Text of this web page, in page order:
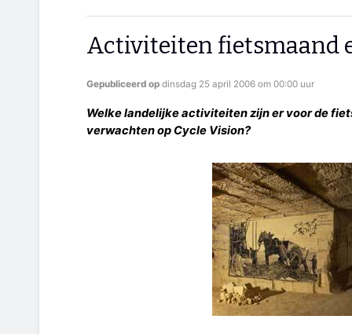
RSS
Activiteiten fietsmaand
Gepubliceerd op dinsdag 25 april 2006 om 00:00 uur
Welke landelijke activiteiten zijn er voor de
verwachten op Cycle Vision?